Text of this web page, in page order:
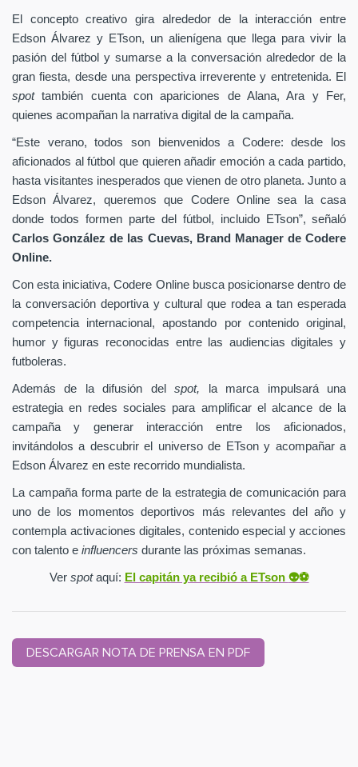
El concepto creativo gira alrededor de la interacción entre
Edson Álvarez y ETson, un alienígena que llega para vivir la
pasión del fútbol y sumarse a la conversación alrededor de la
gran fiesta, desde una perspectiva irreverente y entretenida. El
spottambién cuenta con apariciones de Alana, Ara y Fer,
quienes acompañan la narrativa digital de la campaña.
“Este verano, todos son bienvenidos a Codere: desde los
aficionados al fútbol que quieren añadir emoción a cada partido,
hasta visitantes inesperados que vienen de otro planeta. Junto a
Edson Álvarez, queremos que Codere Online sea la casa
donde todos formen parte del fútbol, incluido ETson”, señaló
Carlos González de las Cuevas, Brand Manager de Codere
Online.
Con esta iniciativa, Codere Online busca posicionarse dentro de
la conversación deportiva y cultural que rodea a tan esperada
competencia internacional, apostando por contenido original,
humor y figuras reconocidas entre las audiencias digitales y
futboleras.
Además de la difusión delspot,
la marca impulsará una
estrategia en redes sociales para amplificar el alcance de la
campaña y generar interacción entre los aficionados,
invitándolos a descubrir el universo de ETson y acompañar a
Edson Álvarez en este recorrido mundialista.
La campaña forma parte de la estrategia de comunicación para
uno de los momentos deportivos más relevantes del año y
contempla activaciones digitales, contenido especial y acciones
con talento e influencers durante las próximas semanas.
Ver spotaquí: El capitán ya recibió a ETson 👽⚽️
DESCARGAR NOTA DE PRENSA EN PDF